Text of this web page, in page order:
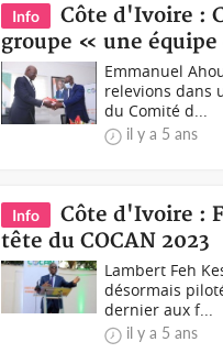
Info
Côte d'Ivoire :
groupe « une
Emmanuel
relevions dans
du Comité d...
il y a 5 ans
Info
Côte d'Ivoire :
tête du COCAN 2023
Lambert Feh
désormais
dernier aux f...
il y a 5 ans